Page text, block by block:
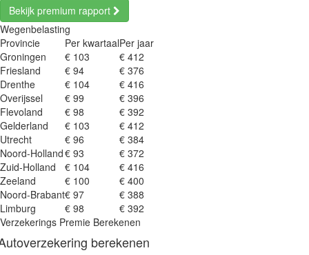
Bekijk premium rapport
Wegenbelasting
Provincie
Per kwartaalPer jaar
Groningen
€ 103
€ 412
Friesland
€ 94
€ 376
Drenthe
€ 104
€ 416
Overijssel
€ 99
€ 396
Flevoland
€ 98
€ 392
Gelderland
€ 103
€ 412
Utrecht
€ 96
€ 384
Noord-Holland€ 93
€ 372
Zuid-Holland
€ 104
€ 416
Zeeland
€ 100
€ 400
Noord-Brabant€ 97
€ 388
Limburg
€ 98
€ 392
Verzekerings Premie Berekenen
berekenen